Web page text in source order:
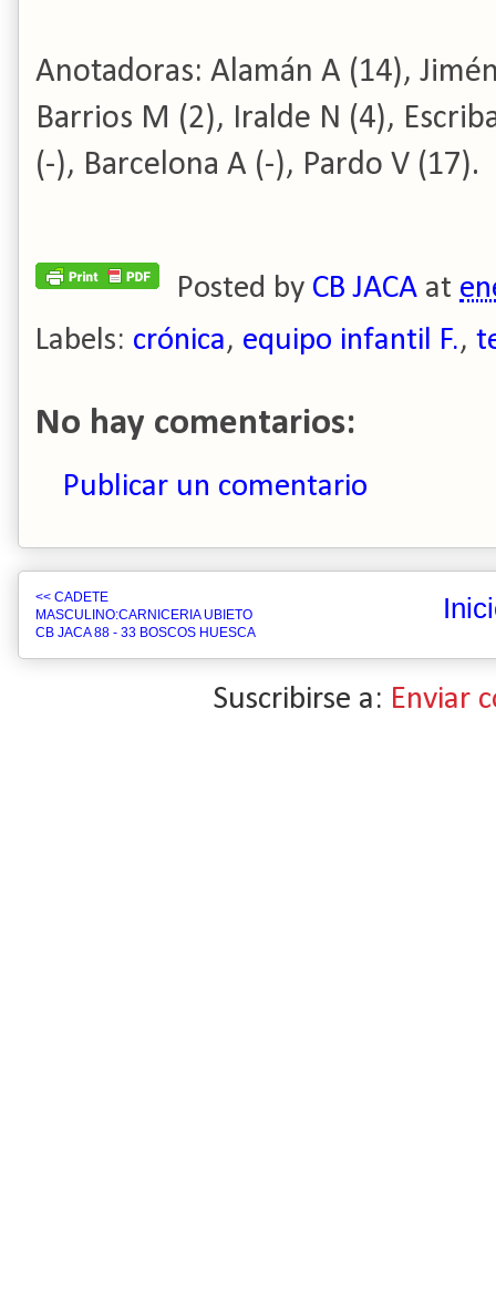
Anotadoras: Alamán A (14),
Barrios M (2), Iralde N (4),
(-), Barcelona A (-), Pardo V (17).
Posted by CB JACA at
Labels: crónica, equipo infantil F.,
No hay comentarios:
Publicar un comentario
<< CADETE
MASCULINO:CARNICERIA UBIETO
CB JACA 88 - 33 BOSCOS HUESCA
Suscribirse a: Enviar